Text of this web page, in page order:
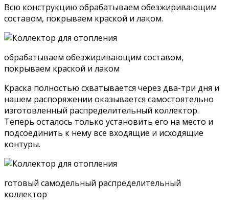
Всю конструкцию обрабатываем обезжиривающим
составом, покрываем краской и лаком.
обрабатываем обезжиривающим составом,
покрываем краской и лаком
Краска полностью схватывается через два-три дня и
нашем распоряжении оказывается самостоятельно
изготовленный распределительный коллектор.
Теперь осталось только установить его на место и
подсоединить к нему все входящие и исходящие
контуры.
готовый самодельный распределительный
коллектор